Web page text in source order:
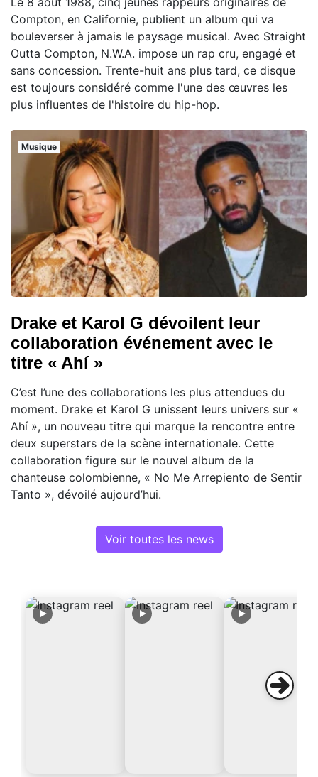
Compton, en Californie, publient un album qui va
bouleverser à jamais le paysage musical. Avec Straight
Outta Compton, N.W.A. impose un rap cru, engagé et
sans concession. Trente-huit ans plus tard, ce disque
est toujours considéré comme l'une des œuvres les
plus influentes de l'histoire du hip-hop.
Musique
Drake et Karol G dévoilent leur
collaboration événement avec le
titre « Ahí »
C’est l’une des collaborations les plus attendues du
moment. Drake et Karol G unissent leurs univers sur «
Ahí », un nouveau titre qui marque la rencontre entre
deux superstars de la scène internationale. Cette
collaboration figure sur le nouvel album de la
chanteuse colombienne, « No Me Arrepiento de Sentir
Tanto », dévoilé aujourd’hui.
Voir toutes les news